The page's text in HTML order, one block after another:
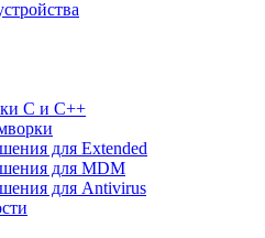
C и C++
для Extended
для MDM
для Antivirus